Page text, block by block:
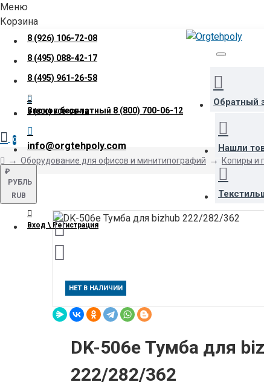
Меню
Корзина
8 (926) 106-72-08
8 (495) 088-42-17
8 (495) 961-26-58
Звонок бесплатный 8 (800) 700-06-12
info@orgtehpoly.com
₽
РУБЛЬ
RUB
Вход \ Регистрация
Обратный
Нашли
8 (800) 700-06-12
0
Оборудование для офисов и минитипографий Копиры и
НЕТ В НАЛИЧИИ
DK-506e Тумба для
222/282/362